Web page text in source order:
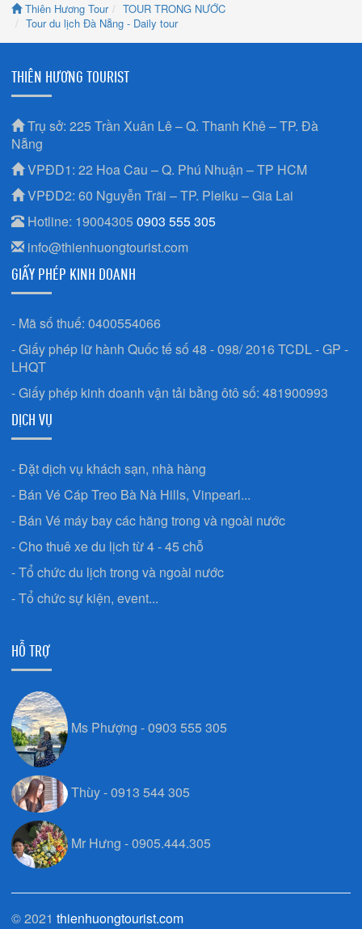
Thiên Hương Tour
TOUR TRONG NƯỚC
Tour du lịch Đà Nẵng - Daily tour
THIÊN HƯƠNG TOURIST
Trụ sở: 225 Trần Xuân Lê – Q. Thanh Khê – TP. Đà
Nẵng
VPĐD1: 22 Hoa Cau – Q. Phú Nhuận – TP HCM
VPĐD2: 60 Nguyễn Trãi – TP. Pleiku – Gia Lai
Hotline: 190043050903 555 305
info@thienhuongtourist.com
GIẤY PHÉP KINH DOANH
- Mã số thuế: 0400554066
- Giấy phép lữ hành Quốc tế số 48 - 098/ 2016 TCDL - GP -
LHQT
- Giấy phép kinh doanh vận tải bằng ôtô số: 481900993
DỊCH VỤ
- Đặt dịch vụ khách sạn, nhà hàng
- Bán Vé Cáp Treo Bà Nà Hills, Vinpearl...
- Bán Vé máy bay các hãng trong và ngoài nước
- Cho thuê xe du lịch từ 4 - 45 chỗ
- Tổ chức du lịch trong và ngoài nước
- Tổ chức sự kiện, event...
HỖ TRỢ
Ms Phượng - 0903 555 305
Thùy - 0913 544 305
Mr Hưng - 0905.444.305
© 2021 thienhuongtourist.com